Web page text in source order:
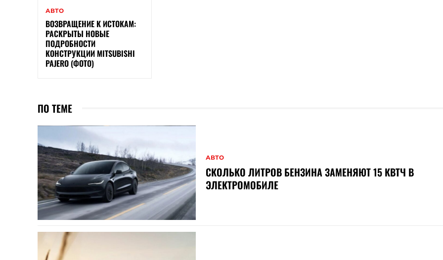
АВТО
ВОЗВРАЩЕНИЕ К ИСТОКАМ:
РАСКРЫТЫ НОВЫЕ
ПОДРОБНОСТИ
КОНСТРУКЦИИ MITSUBISHI
PAJERO (ФОТО)
ПО ТЕМЕ
АВТО
СКОЛЬКО ЛИТРОВ БЕНЗИНА ЗАМЕНЯЮТ 15 КВТЧ В
ЭЛЕКТРОМОБИЛЕ